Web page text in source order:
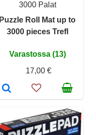
3000 Palat
Puzzle Roll Mat up to
3000 pieces Trefl
Varastossa (13)
17,00 €